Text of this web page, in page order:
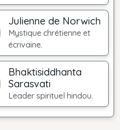
Julienne de Norwich
Mystique chrétienne et
écrivaine.
Bhaktisiddhanta
Sarasvati
Leader spirituel hindou.